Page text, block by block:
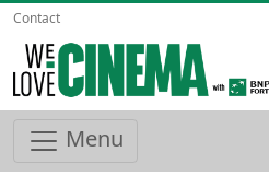
Contact
Menu